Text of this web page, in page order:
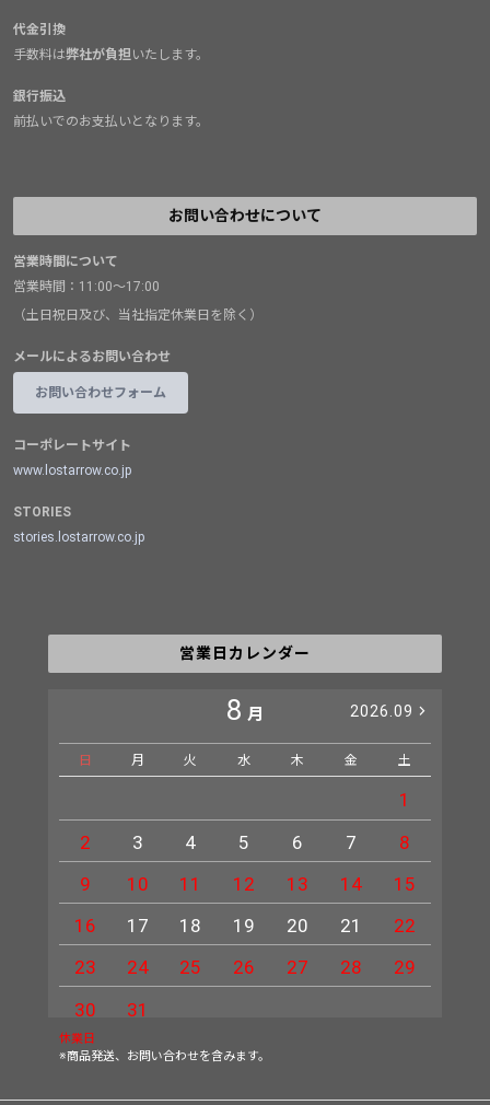
代金引換
手数料は弊社が負担いたします。
銀行振込
前払いでのお支払いとなります。
お問い合わせについて
営業時間について
営業時間：11:00～17:00
（土日祝日及び、当社指定休業日を除く）
メールによるお問い合わせ
お問い合わせフォーム
コーポレートサイト
www.lostarrow.co.jp
STORIES
stories.lostarrow.co.jp
営業日カレンダー
8 月 2026.09
日 月 火 水 木 金 土
1
2
3 4 5 6 7
8
9
10 11 12 13 14
15
16
17 18 19 20 21
22
23
24 25 26 27 28
29
30
31
休業日
※商品発送、お問い合わせを含みます。